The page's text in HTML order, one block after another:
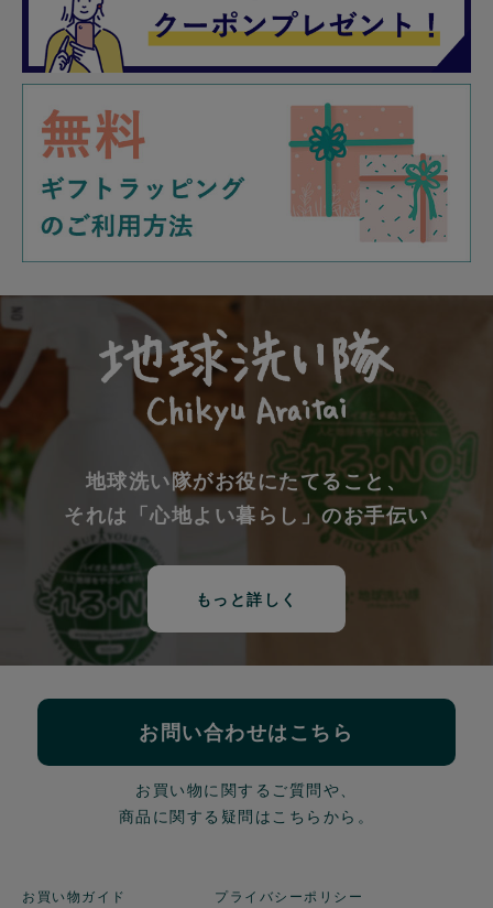
地球洗い隊がお役にたてること、
それは「心地よい暮らし」のお手伝い
もっと詳しく
お問い合わせはこちら
お買い物に関するご質問や、
商品に関する疑問はこちらから。
お買い物ガイド プライバシーポリシー